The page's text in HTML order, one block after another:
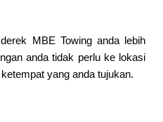
MBE Towing anda lebih
anda tidak perlu ke lokasi
yang anda tujukan.